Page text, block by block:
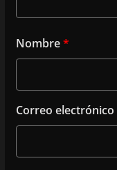
Nombre*
Correo electrónico